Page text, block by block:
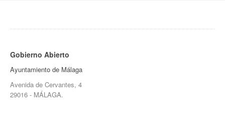
Gobierno Abierto
Ayuntamiento de Málaga
Avenida de Cervantes, 4
29016 - MÁLAGA.